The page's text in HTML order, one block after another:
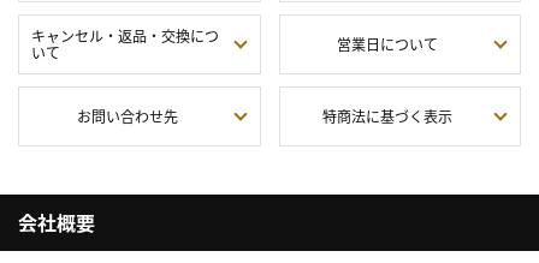
キャンセル・返品・交換につ
いて
営業日について
お問い合わせ先 特商法に基づく表示
会社概要